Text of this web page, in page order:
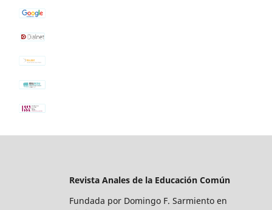
Revista Anales de la Educación Común
Fundada por Domingo F. Sarmiento en